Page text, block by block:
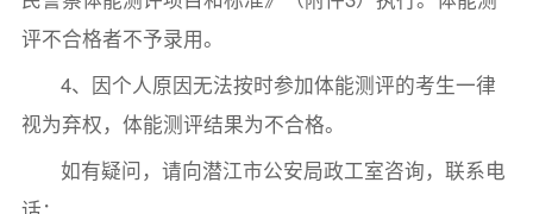
评不合格者不予录用。
4、因个人原因无法按时参加体能测评的考生一律
视为弃权，体能测评结果为不合格。
如有疑问，请向潜江市公安局政工室咨询，联系电